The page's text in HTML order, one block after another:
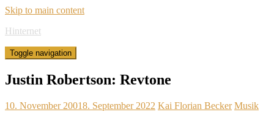
Skip to main content
Hinternet
Toggle navigation
Justin Robertson: Revtone
10. November 20018. September 2022 Kai Florian Becker Musik